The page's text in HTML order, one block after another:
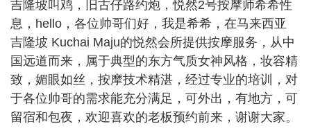
吉隆坡叫鸡 ，旧古仔路约炮，悦然2号按摩师希希性
息，hello，各位帅哥们好，我是希希，在马来西亚
吉隆坡 Kuchai Maju的悦然会所提供按摩服务，从中
国远道而来，属于典型的东方气质女神风格，妆容精
致，媚眼如丝，按摩技术精湛，经过专业的培训，对
于各位帅哥的需求能充分满足，可外出，有地方，可
留宿和包夜，欢迎喜欢的老板预约前来，谢谢大家。